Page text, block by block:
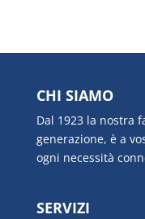
CHI SIAMO
Dal 1923 la nostra
generazione, è a
ogni necessità
SERVIZI